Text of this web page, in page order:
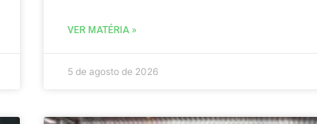
VER MATÉRIA »
5 de agosto de 2026